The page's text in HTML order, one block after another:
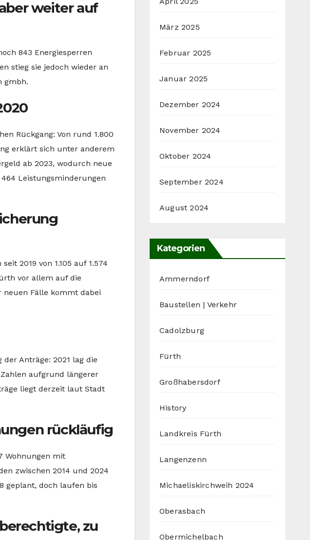
weiter auf
843 Energiesperren
stieg sie jedoch wieder an
gmbh.
Rückgang: Von rund 1.800
erklärt sich unter anderem
ab 2023, wodurch neue
Leistungsminderungen
2019 von 1.105 auf 1.574
vor allem auf die
Fälle kommt dabei
Anträge: 2021 lag die
Zahlen aufgrund längerer
liegt derzeit laut Stadt
rückläufig
Wohnungen mit
zwischen 2014 und 2024
geplant, doch laufen bis
zu
März 2025
Februar 2025
Januar 2025
Dezember 2024
November 2024
Oktober 2024
September 2024
August 2024
Kategorien
Ammerndorf
Baustellen | Verkehr
Cadolzburg
Fürth
Großhabersdorf
History
Landkreis Fürth
Langenzenn
Michaeliskirchweih 2024
Oberasbach
Obermichelbach